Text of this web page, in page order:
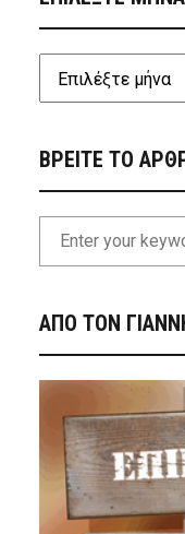
ΒΡΕΙΤΕ ΤΟ
ΑΠΟ ΤΟΝ